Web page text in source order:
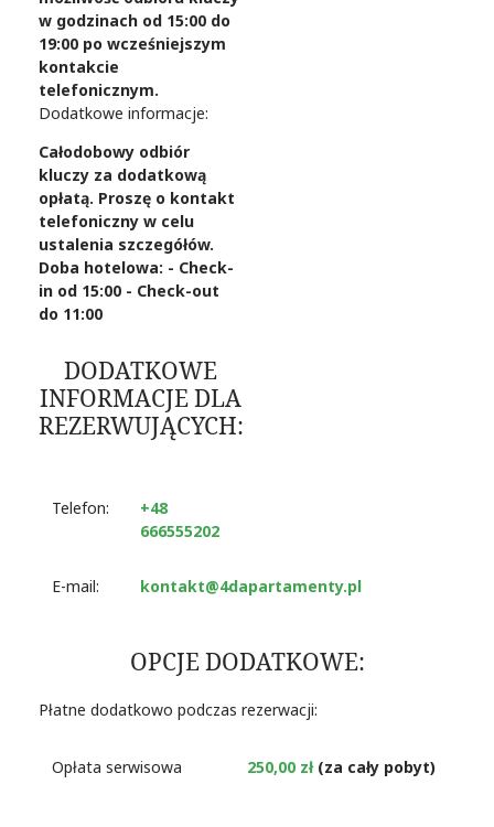
w godzinach od 15:00 do
19:00 po wcześniejszym
kontakcie
telefonicznym.
Dodatkowe informacje:
Całodobowy odbiór
kluczy za dodatkową
opłatą. Proszę o kontakt
telefoniczny w celu
ustalenia szczegółów.
Doba hotelowa: - Check-
in od 15:00 - Check-out
do 11:00
DODATKOWE
INFORMACJE DLA
REZERWUJĄCYCH:
Telefon:
+48
666555202
E-mail: kontakt@4dapartamenty.pl
OPCJE DODATKOWE:
Płatne dodatkowo podczas rezerwacji:
Opłata serwisowa 250,00 zł(za cały pobyt)